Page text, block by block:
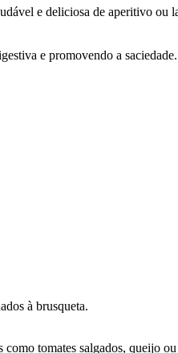
e deliciosa de aperitivo ou
e promovendo a saciedade.
à brusqueta.
como tomates salgados, queijo